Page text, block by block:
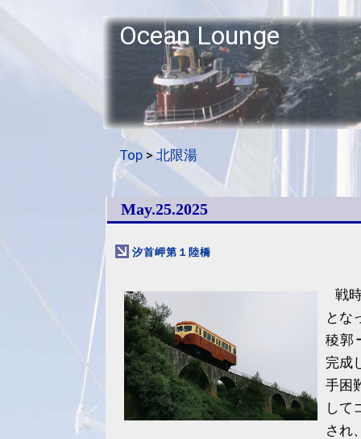
Ocean Lounge
Top>北限湯
May.25.2025
汐首岬第１陸橋
戦
とな
稜郭
完成
手困
して
され